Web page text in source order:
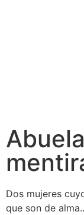
Dos mujeres
que son de